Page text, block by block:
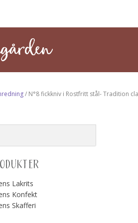
/ N°8 fickkniv i Rostfritt stål- Tradition
Lakrits
Konfekt
Skafferi